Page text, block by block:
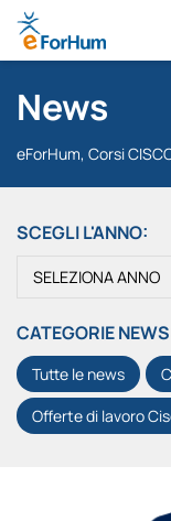
News
eForHum, Corsi
SCEGLI L'ANNO:
CATEGORIE
Tutte le news
Offerte di lavoro